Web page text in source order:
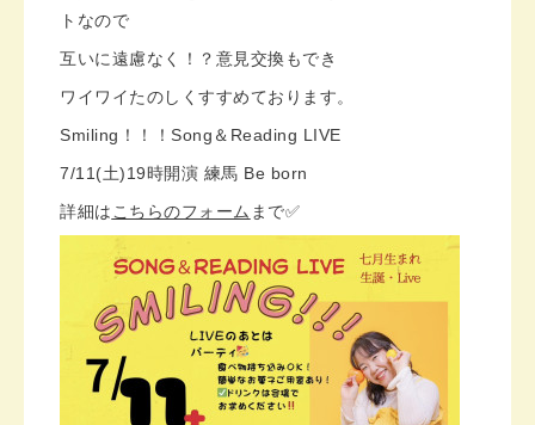
トなので
互いに遠慮なく！？意見交換もでき
ワイワイたのしくすすめております。
Smiling！！！Song＆Reading LIVE
7/11(土)19時開演 練馬 Be born
詳細はこちらのフォーム まで✅